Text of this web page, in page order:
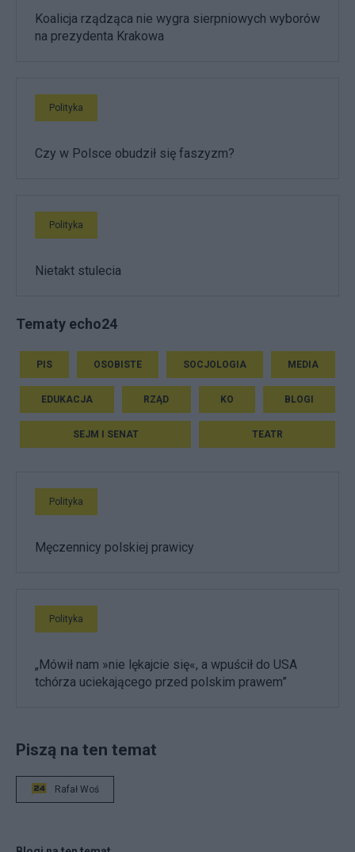
Koalicja rządząca nie wygra sierpniowych wyborów
na prezydenta Krakowa
Polityka
Czy w Polsce obudził się faszyzm?
Polityka
Nietakt stulecia
Tematy echo24
PIS OSOBISTE SOCJOLOGIA MEDIA
EDUKACJA RZĄD KO BLOGI
SEJM I SENAT TEATR
Polityka
Męczennicy polskiej prawicy
Polityka
„Mówił nam »nie lękajcie się«, a wpuścił do USA
tchórza uciekającego przed polskim prawem”
Piszą na ten temat
Rafał Woś